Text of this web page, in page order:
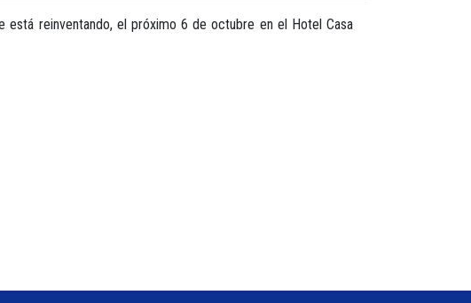
está reinventando, el próximo 6 de octubre en el Hotel Casa